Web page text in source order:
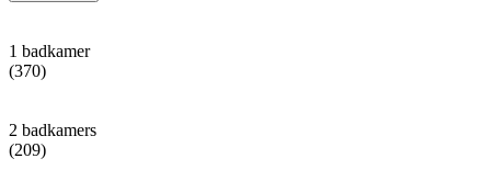
1 badkamer
(370)
2 badkamers
(209)